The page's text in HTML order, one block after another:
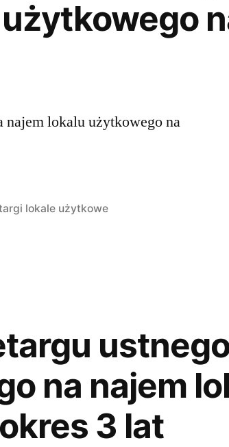
najem lokalu użytkowego na
lokale użytkowe
na najem
3 lat